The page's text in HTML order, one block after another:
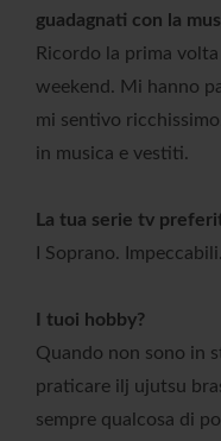
guadagnati con la
Ricordo la prima
weekend. Mi hanno
mi sentivo
in musica e vestiti.
La tua serie tv
I Soprano. Impeccabili.
I tuoi hobby?
Quando non sono in
praticare ilj ujutsu
sempre qualcosa di